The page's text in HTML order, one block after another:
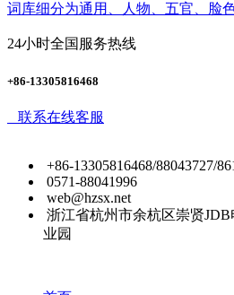
词库细分为通用、人物、五官、脸色
24小时全国服务热线
+86-13305816468
联系在线客服
+86-13305816468/88043727/
0571-88041996
web@hzsx.net
浙江省杭州市余杭区崇贤
业园